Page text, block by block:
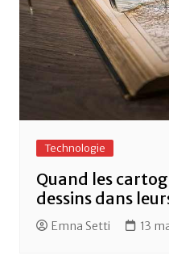
Technologie
Quand les
dessins dans
Emna Setti 13